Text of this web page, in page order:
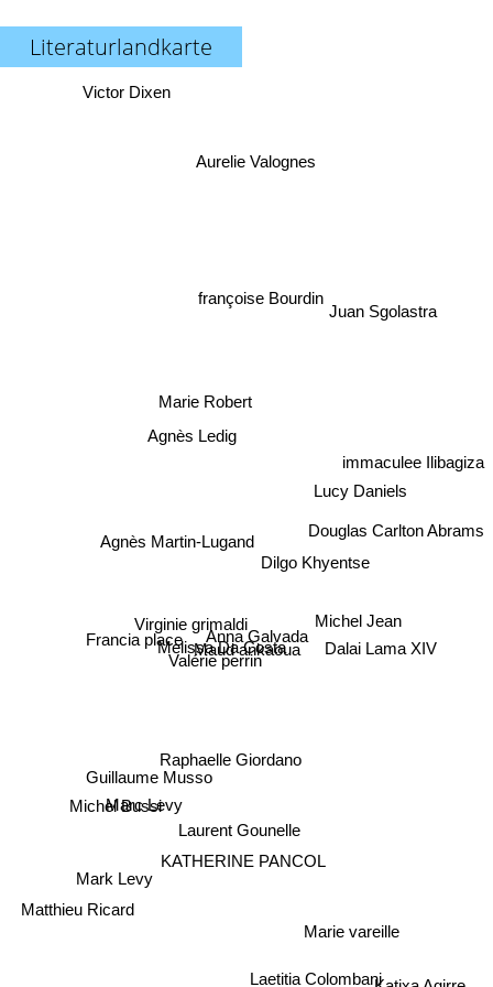
Literaturlandkarte
Maud ankaoua
Laurent Gounelle
Raphaelle Giordano
Anna Galvada
KATHERINE PANCOL
Melissa Da Costa
Virginie grimaldi
Dilgo Khyentse
Agnès Ledig
Valérie perrin
Agnès Martin-Lugand
Guillaume Musso
Marc Levy
Michel Jean
Marie Robert
Francia place
Mark Levy
Marie vareille
Michel Bussi
Lucy Daniels
Dalai Lama XIV
Juan Sgolastra
Matthieu Ricard
immaculee Ilibagiza
Aurelie Valognes
Victor Dixen